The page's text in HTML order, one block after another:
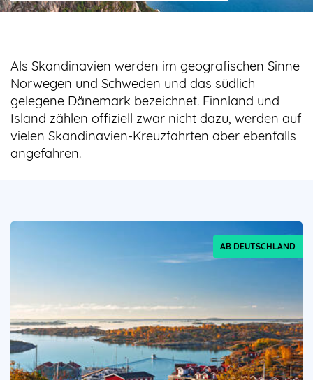
Reisesuche
Angebote
Aktuell auf seetours
Als Skandinavien werden im geografischen Sinne
Norwegen und Schweden und das südlich
gelegene Dänemark bezeichnet. Finnland und
Island zählen offiziell zwar nicht dazu, werden auf
vielen Skandinavien-Kreuzfahrten aber ebenfalls
angefahren.
AB DEUTSCHLAND